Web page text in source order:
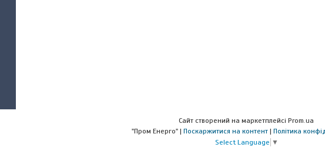
Сайт створений на маркетплейсі Prom.ua
"Пром Енерго" | Поскаржитися на контент | Політика
Select Language ▼